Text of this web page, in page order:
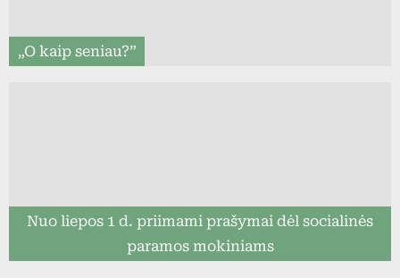
„O kaip seniau?”
Nuo liepos 1 d. priimami prašymai dėl socialinės
paramos mokiniams